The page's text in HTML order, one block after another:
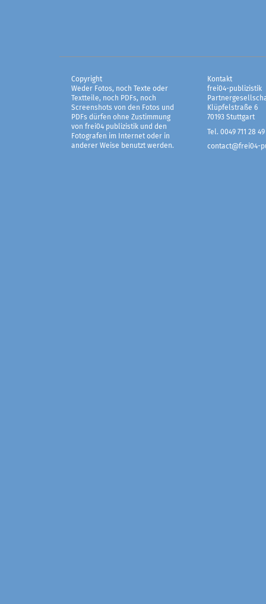
Copyright
Weder Fotos, noch Texte oder
Textteile, noch PDFs, noch
Screenshots von den Fotos und
PDFs dürfen ohne Zustimmung
von frei04 publizistik und den
Fotografen im Internet oder in
anderer Weise benutzt werden.
Kontakt
frei04-publizistik
Klüpfelstraße 6
70193 Stuttgart
Tel. 0049 711 28 49
contact@frei04-